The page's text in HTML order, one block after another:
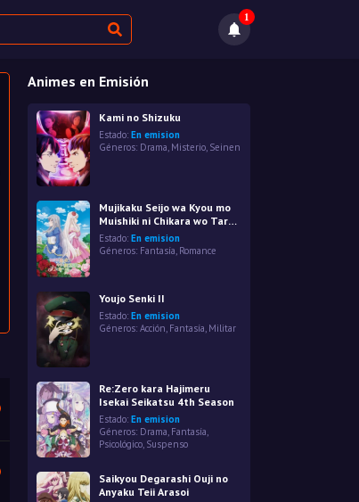
1
Animes en Emisión
Kami no Shizuku
Estado: En emision
Géneros: Drama, Misterio, Seinen
Mujikaku Seijo wa Kyou mo
Muishiki ni Chikara wo Tare
Nagasu
Estado: En emision
Géneros: Fantasía, Romance
Youjo Senki II
Estado: En emision
Géneros: Acción Fantasía Militar
Re:Zero kara Hajimeru
Isekai Seikatsu 4th Season
Estado: En emision
Géneros: Drama, Fantasía
Psicológico, Suspenso
Saikyou Degarashi Ouji no
Anyaku Teii Arasoi